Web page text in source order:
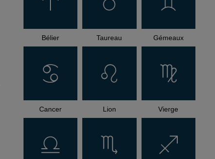
Bélier Taureau Gémeaux
Cancer Lion Vierge